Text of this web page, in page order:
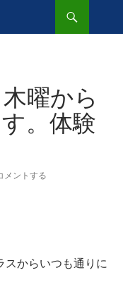
曜から
。体験
メントする
スからいつも通りに